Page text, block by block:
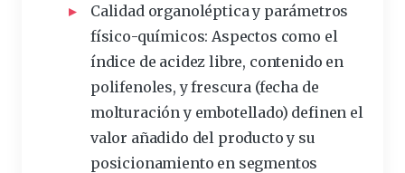
Calidad organoléptica y parámetros
físico-químicos: Aspectos como el
índice de acidez libre, contenido en
polifenoles, yfrescura (fecha de
molturación y embotellado) definen el
valor añadido del producto y su
posicionamiento en segmentos